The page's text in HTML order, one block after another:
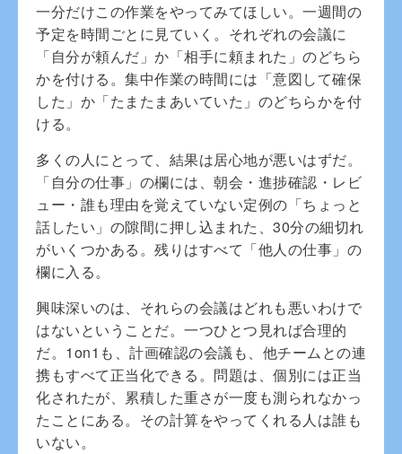
一分だけこの作業をやってみてほしい。一週間の
予定を時間ごとに見ていく。それぞれの会議に
「自分が頼んだ」か「相手に頼まれた」のどちら
かを付ける。集中作業の時間には「意図して確保
した」か「たまたまあいていた」のどちらかを付
ける。
多くの人にとって、結果は居心地が悪いはずだ。
「自分の仕事」の欄には、朝会・進捗確認・レビ
ュー・誰も理由を覚えていない定例の「ちょっと
話したい」の隙間に押し込まれた、30分の細切れ
がいくつかある。残りはすべて「他人の仕事」の
欄に入る。
興味深いのは、それらの会議はどれも悪いわけで
はないということだ。一つひとつ見れば合理的
だ。1on1も、計画確認の会議も、他チームとの連
携もすべて正当化できる。問題は、個別には正当
化されたが、累積した重さが一度も測られなかっ
たことにある。その計算をやってくれる人は誰も
いない。